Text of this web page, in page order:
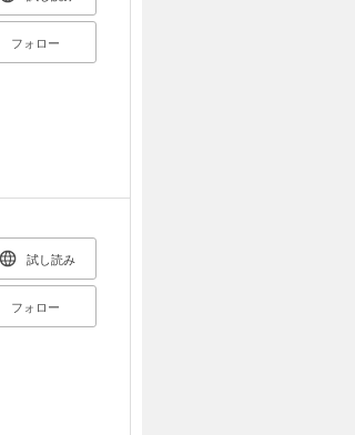
フォロー
試し読み
フォロー